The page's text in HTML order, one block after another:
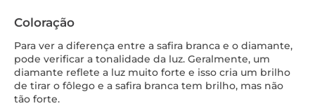
Coloração
Para ver a diferença entre a safira branca e o diamante,
pode verificar a tonalidade da luz. Geralmente, um
diamante reflete a luz muito forte e isso cria um brilho
de tirar o fôlego e a safira branca tem brilho, mas não
tão forte.